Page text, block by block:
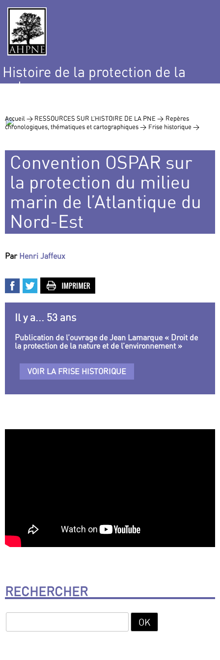
Histoire de la protection de la
nature
Accueil > RESSOURCES SUR L’HISTOIRE DE LA PNE > Repères
chronologiques, thématiques et cartographiques > Frise historique >
Convention OSPAR sur
la protection du milieu
marin de l’Atlantique du
Nord-Est
Par Henri Jaffeux
Il y a... 53 ans
Publication de l’ouvrage de Jean Lamarque « Droit de
la protection de la nature et de l’environnement »
VOIR LA FRISE HISTORIQUE
RECHERCHER